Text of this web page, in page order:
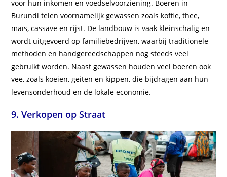
voor hun inkomen en voedselvoorziening. Boeren in
Burundi telen voornamelijk gewassen zoals koffie, thee,
maïs, cassave en rijst. De landbouw is vaak kleinschalig en
wordt uitgevoerd op familiebedrijven, waarbij traditionele
methoden en handgereedschappen nog steeds veel
gebruikt worden. Naast gewassen houden veel boeren ook
vee, zoals koeien, geiten en kippen, die bijdragen aan hun
levensonderhoud en de lokale economie.
9. Verkopen op Straat